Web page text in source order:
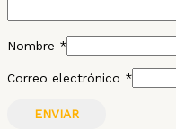
Nombre *
Correo electrónico *